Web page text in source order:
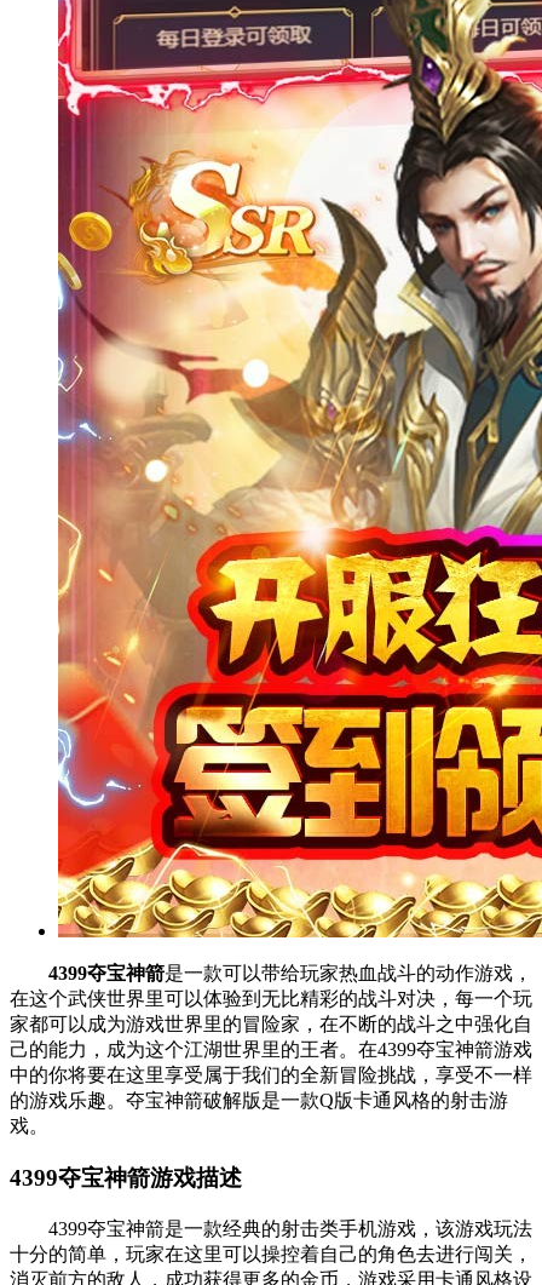
4399夺宝神箭是一款可以带给玩家热血战斗的动作游戏，
在这个武侠世界里可以体验到无比精彩的战斗对决，每一个玩
家都可以成为游戏世界里的冒险家，在不断的战斗之中强化自
己的能力，成为这个江湖世界里的王者。在4399夺宝神箭游戏
中的你将要在这里享受属于我们的全新冒险挑战，享受不一样
的游戏乐趣。夺宝神箭破解版是一款Q版卡通风格的射击游
戏。
4399夺宝神箭游戏描述
4399夺宝神箭是一款经典的射击类手机游戏，该游戏玩法
十分的简单，玩家在这里可以操控着自己的角色去进行闯关，
消灭前方的敌人，成功获得更多的金币，游戏采用卡通风格设